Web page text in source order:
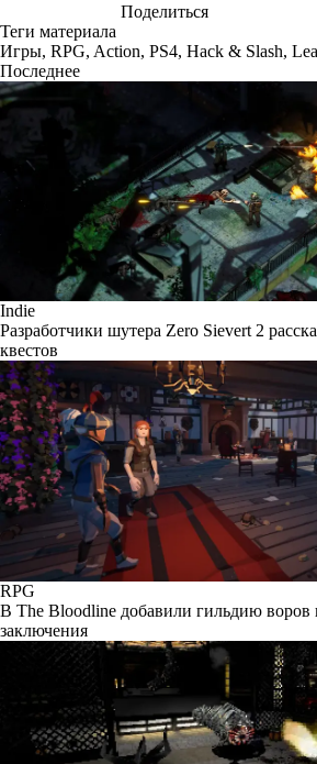
Поделиться
Теги материала
Игры, RPG, Action, PS4, Hack & Slash,
Последнее
Indie
Разработчики шутера Zero Sievert 2
квестов
RPG
В The Bloodline добавили гильдию воров
заключения